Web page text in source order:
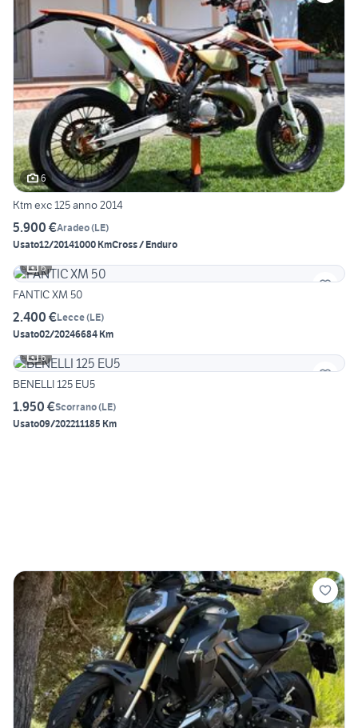
6
Ktm exc 125 anno 2014
5.900 €Aradeo(LE)
Usato12/20141000 KmCross / Enduro
6
FANTIC XM 50
2.400 €Lecce(LE)
Usato02/20246684 Km
6
BENELLI 125 EU5
1.950 €Scorrano(LE)
Usato09/202211185 Km